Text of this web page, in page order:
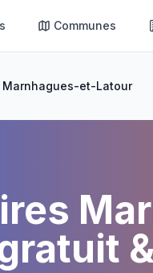
Communes
Marnhagues-et-Latour